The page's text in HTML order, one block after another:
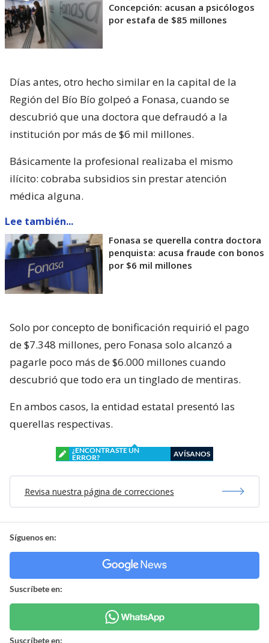
Concepción: acusan a psicólogos
por estafa de $85 millones
Días antes, otro hecho similar en la capital de la
Región del Bío Bío golpeó a Fonasa, cuando se
descubrió que una doctora que defraudó a la
institución por más de $6 mil millones.
Básicamente la profesional realizaba el mismo
ilícito: cobraba subsidios sin prestar atención
médica alguna.
Lee también...
Fonasa se querella contra doctora
penquista: acusa fraude con bonos
por $6 mil millones
Solo por concepto de bonificación requirió el pago
de $7.348 millones, pero Fonasa solo alcanzó a
pagarle poco más de $6.000 millones cuando
descubrió que todo era un tinglado de mentiras.
En ambos casos, la entidad estatal presentó las
querellas respectivas.
¿ENCONTRASTE UN
ERROR?
AVÍSANOS
Revisa nuestra página de correcciones
Síguenos en:
Suscríbete en:
Suscríbete en: